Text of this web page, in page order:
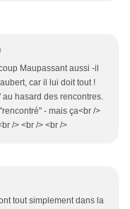
Maupassant aussi -il
car il lui doit tout !
au hasard des rencontres.
- mais ça<br />
/> <br /> <br />
tout simplement dans la